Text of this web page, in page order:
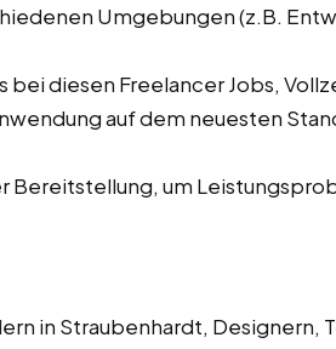
Umgebungen (z.B.
bei diesen Freelancer Jobs,
auf dem neuesten
Bereitstellung, um
in Straubenhardt, Designern,